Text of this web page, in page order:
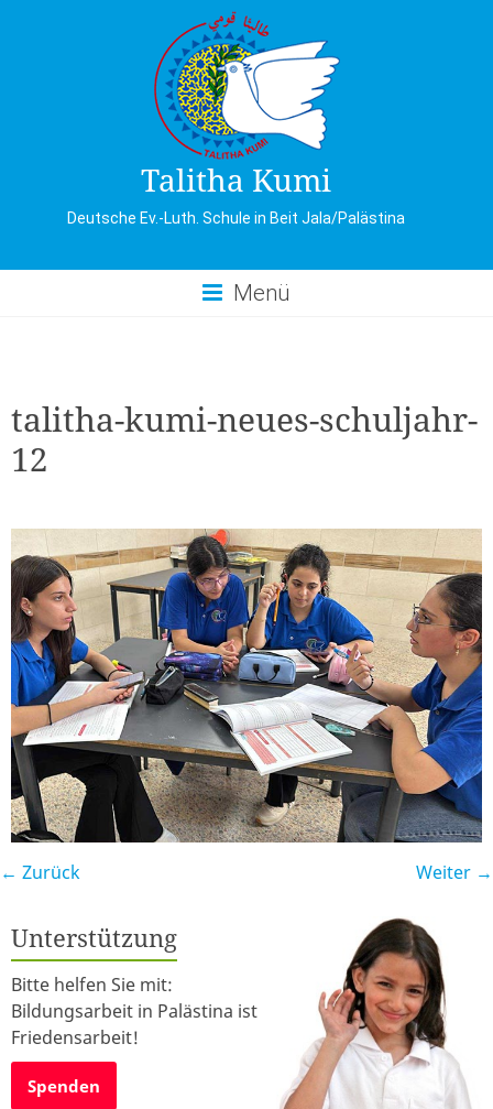
Talitha Kumi
Deutsche Ev.-Luth. Schule in Beit Jala/Palästina
Menü
talitha-kumi-neues-schuljahr-
12
← Zurück Weiter →
Unterstützung
Bitte helfen Sie mit:
Bildungsarbeit in Palästina ist
Friedensarbeit!
Spenden